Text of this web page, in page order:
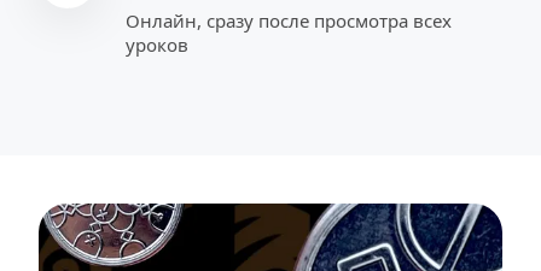
Онлайн, сразу после просмотра всех
уроков